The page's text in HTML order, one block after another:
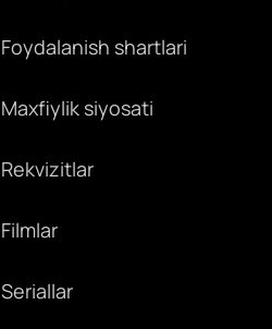
Foydalanish shartlari
Maxfiylik siyosati
Rekvizitlar
Filmlar
Seriallar